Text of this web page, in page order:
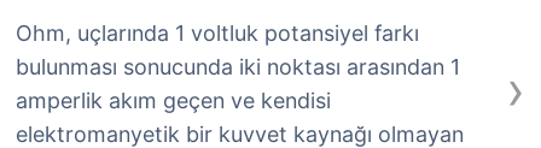
›
Ohm, uçlarında 1 voltluk potansiyel farkı
bulunması sonucunda iki noktası arasından 1
amperlik akım geçen ve kendisi
elektromanyetik bir kuvvet kaynağı olmayan